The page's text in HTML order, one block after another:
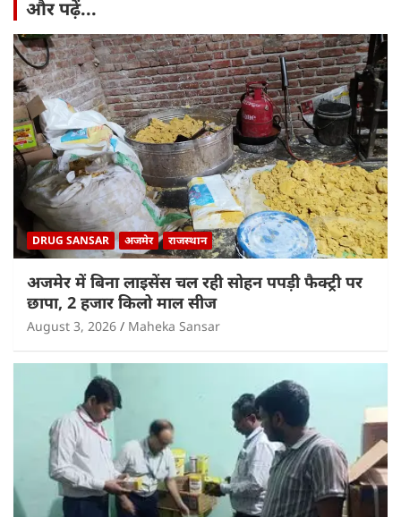
और पढ़ें...
DRUG SANSAR अजमेर राजस्थान
अजमेर में बिना लाइसेंस चल रही सोहन पपड़ी फैक्ट्री पर
छापा, 2 हजार किलो माल सीज
August 3, 2026 Maheka Sansar